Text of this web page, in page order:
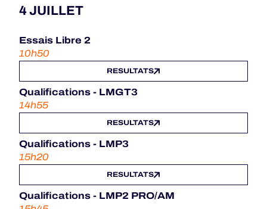
4 JUILLET
Essais Libre 2
10h50
RESULTATS
Qualifications - LMGT3
14h55
RESULTATS
Qualifications - LMP3
15h20
RESULTATS
Qualifications - LMP2 PRO/AM